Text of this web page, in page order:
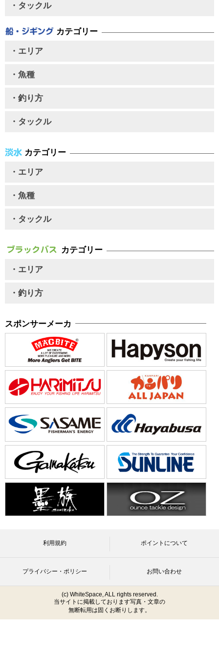
・タックル
カテゴリー
・エリア
・魚種
・釣り方
・タックル
カテゴリー
・エリア
・魚種
・タックル
カテゴリー
・エリア
・釣り方
スポンサーメーカ
利用規約 ポイントについて
プライバシー・ポリシー お問い合わせ
(c) WhiteSpace, ALL rights reserved.
当サイトに掲載しております写真・文章の
無断転用は固くお断りします。